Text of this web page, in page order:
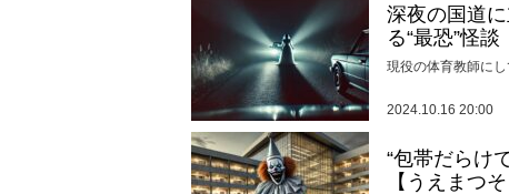
深夜の国道
る“最恐”怪談
現役の体育教師に
2024.10.16 20:00
“包帯だらけ
【うえまつ